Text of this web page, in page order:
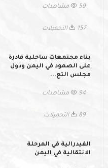
59 مشاهدات
157 التحميلات
بناء مجتمعات ساحلية قادرة
على الصمود في اليمن ودول
مجلس التع...
94 مشاهدات
89 التحميلات
الفيدرالية في المرحلة
الانتقالية في اليمن